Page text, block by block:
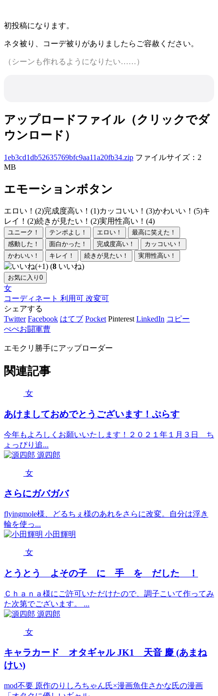
初投稿になります。
ネタ被り、コーデ被りがありましたらご容赦ください。
（シーンも作れるようになりたい……）
アップロードファイル（クリックでダ
ウンロード）
1eb3cd1db52635769bfc9aa11a20fb34.zip ファイルサイズ：2
MB
エモーションボタン
エロい！(2)完成度高い！(1)カッコいい！(3)かわいい！(5)キ
レイ！(2)続きが見たい！(2)実用性高い！(4)
ユニーク！ テンポよし！ エロい！
最高に笑えた！
感動した！
面白かった！ 完成度高い！
カッコいい！
かわいい！
キレイ！ 続きが見たい！ 実用性高い！
(8 いいね)
お気に入り 0
女
コーディネート 利用可 改変可
シェアする
Twitter Facebook はてブ Pocket Pinterest LinkedIn コピー
ぺぺお闘軍曹
エモクリ勝手にアップローダー
関連記事
女
あけましておめでとうございます！ぷらす
今年もよろしくお願いいたします！２０２１年１月３日 ち
ょっぴり追...
源四郎
女
さらにガバガバ
flyingmole様、どるちぇ様のあれをさらに改変。自分は浮き
輪を使っ...
小田輝明
女
とうとう よその子 に 手 を だした ！
Ｃｈａｎａ様にご許可いただけたので、調子こいて作ってみ
た次第でございます。 ...
源四郎
女
キャラカード オタギャル JK1 天音 慶 (あまね
けい)
mod不要 原作のりしろちゃん氏×漫画魚住さかな氏の漫画